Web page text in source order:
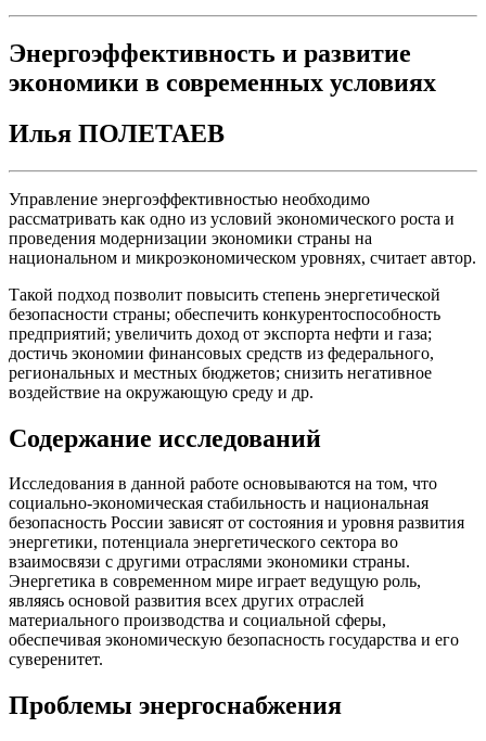
Энергоэффективность и развитие
экономики в современных условиях
Илья ПОЛЕТАЕВ
Управление энергоэффективностью необходимо
рассматривать как одно из условий экономического роста и
проведения модернизации экономики страны на
национальном и микроэкономическом уровнях, считает автор.
Такой подход позволит повысить степень энергетической
безопасности страны; обеспечить конкурентоспособность
предприятий; увеличить доход от экспорта нефти и газа;
достичь экономии финансовых средств из федерального,
региональных и местных бюджетов; снизить негативное
воздействие на окружающую среду и др.
Содержание исследований
Исследования в данной работе основываются на том, что
социально-экономическая стабильность и национальная
безопасность России зависят от состояния и уровня развития
энергетики, потенциала энергетического сектора во
взаимосвязи с другими отраслями экономики страны.
Энергетика в современном мире играет ведущую роль,
являясь основой развития всех других отраслей
материального производства и социальной сферы,
обеспечивая экономическую безопасность государства и его
суверенитет.
Проблемы энергоснабжения